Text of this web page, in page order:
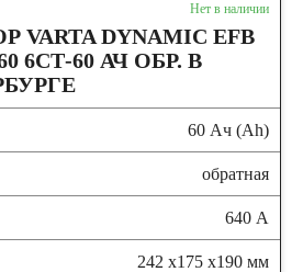
Нет в наличии
DYNAMIC EFB
6СТ-60 АЧ ОБР. В
60 Ач (Ah)
обратная
640 А
242 x175 x190 мм